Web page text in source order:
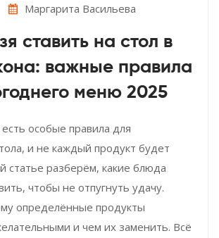
Маргарита Васильева
ставить на стол в
важные правила
меню 2025
особые правила для
и не каждый продукт будет
статье разберём, какие блюда
чтобы не отпугнуть удачу.
определённые продукты
и чем их заменить. Всё